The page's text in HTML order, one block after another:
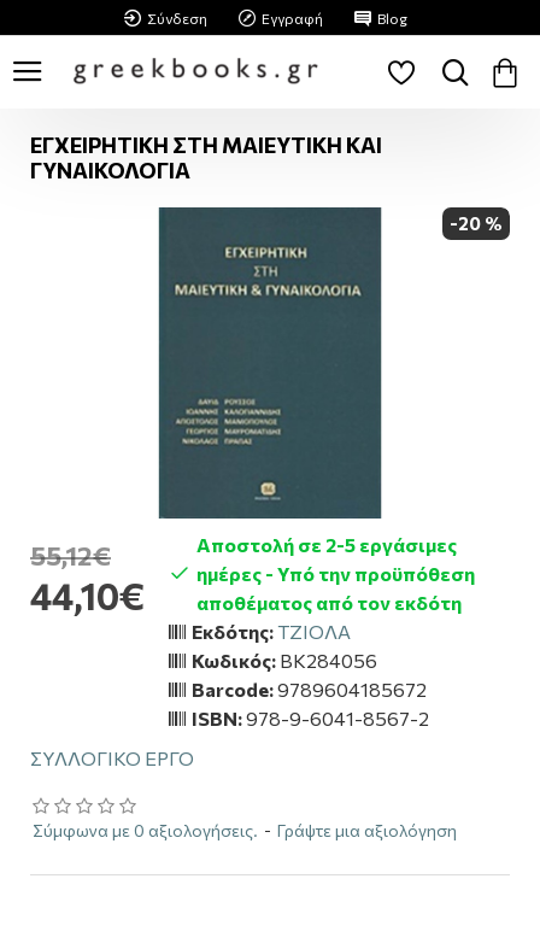
Σύνδεση Εγγραφή Blog
ΕΓΧΕΙΡΗΤΙΚΗ ΣΤΗ ΜΑΙΕΥΤΙΚΗ ΚΑΙ
ΓΥΝΑΙΚΟΛΟΓΙΑ
-20 %
ΣΥΛΛΟΓΙΚΟ ΕΡΓΟ
Σύμφωνα με 0 αξιολογήσεις. - Γράψτε μια αξιολόγηση
44,10€
55,12€
Αποστολή σε 2-5 εργάσιμες
ημέρες - Υπό την προϋπόθεση
αποθέματος από τον εκδότη
Εκδότης:ΤΖΙΟΛΑ
Κωδικός: BK284056
Barcode:9789604185672
ISBN:978-9-6041-8567-2